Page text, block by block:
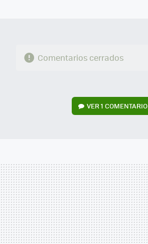
Comentarios cerrados
VER1 COMENTARIO